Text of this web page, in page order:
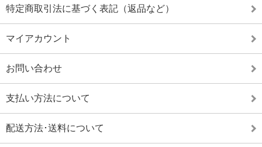
特定商取引法に基づく表記（返品など）
マイアカウント
お問い合わせ
支払い方法について
配送方法･送料について